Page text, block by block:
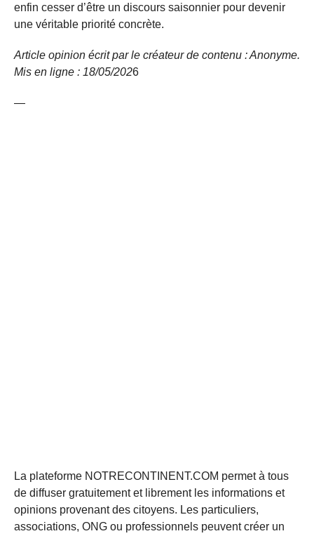
enfin cesser d’être un discours saisonnier pour devenir
une véritable priorité concrète.
Article opinion écrit par le créateur de contenu : Anonyme.
Mis en ligne : 18/05/2026
—
La plateforme NOTRECONTINENT.COM permet à tous
de diffuser gratuitement et librement les informations et
opinions provenant des citoyens. Les particuliers,
associations, ONG ou professionnels peuvent créer un